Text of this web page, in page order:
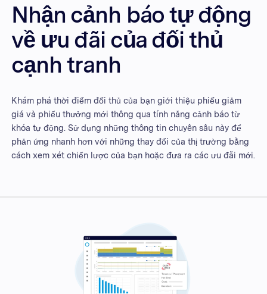
Nhận cảnh báo tự động
về ưu đãi của đối thủ
cạnh tranh
Khám phá thời điểm đối thủ của bạn giới thiệu phiếu giảm
giá và phiếu thưởng mới thông qua tính năng cảnh báo từ
khóa tự động. Sử dụng những thông tin chuyên sâu này để
phản ứng nhanh hơn với những thay đổi của thị trường bằng
cách xem xét chiến lược của bạn hoặc đưa ra các ưu đãi mới.